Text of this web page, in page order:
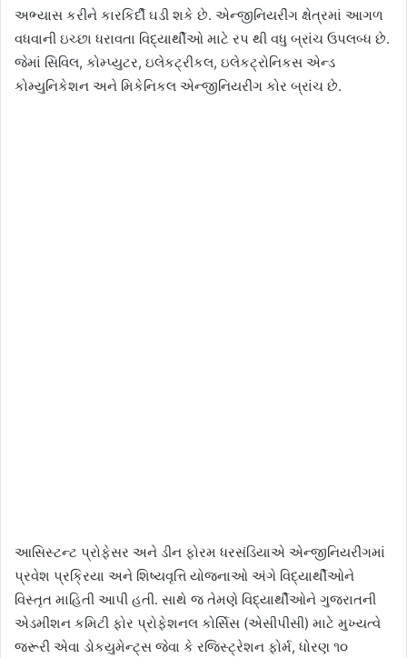
અભ્યાસ કરીને કારકિર્દી ઘડી શકે છે. એન્જીનિયરીંગ ક્ષેત્રમાં આગળ
વધવાની ઇચ્છા ધરાવતા વિદ્યાર્થીઓ માટે રપ થી વધુ બ્રાંચ ઉપલબ્ધ છે.
જેમાં સિવિલ, કોમ્પ્યુટર, ઇલેકટ્રીકલ, ઇલેકટ્રોનિકસ એન્ડ
કોમ્યુનિકેશન અને મિકેનિકલ એન્જીનિયરીંગ કોર બ્રાંચ છે.
આસિસ્ટન્ટ પ્રોફેસર અને ડીન ફોરમ ધરસંડિયાએ એન્જીનિયરીંગમાં
પ્રવેશ પ્રક્રિયા અને શિષ્યવૃત્તિ યોજનાઓ અંગે વિદ્યાર્થીઓને
વિસ્તૃત માહિતી આપી હતી. સાથે જ તેમણે વિદ્યાર્થીઓને ગુજરાતની
એડમીશન કમિટી ફોર પ્રોફેશનલ કોર્સિસ (એસીપીસી) માટે મુખ્યત્વે
જરૂરી એવા ડોકયુમેન્ટ્‌સ જેવા કે રજિસ્ટ્રેશન ફોર્મ, ધોરણ ૧૦